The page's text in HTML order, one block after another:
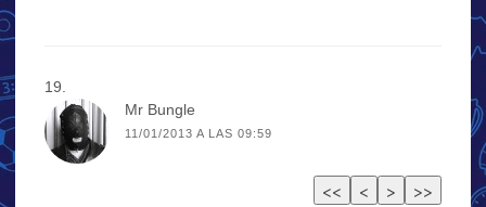
Mr Bungle
11/01/2013 A LAS 09:59